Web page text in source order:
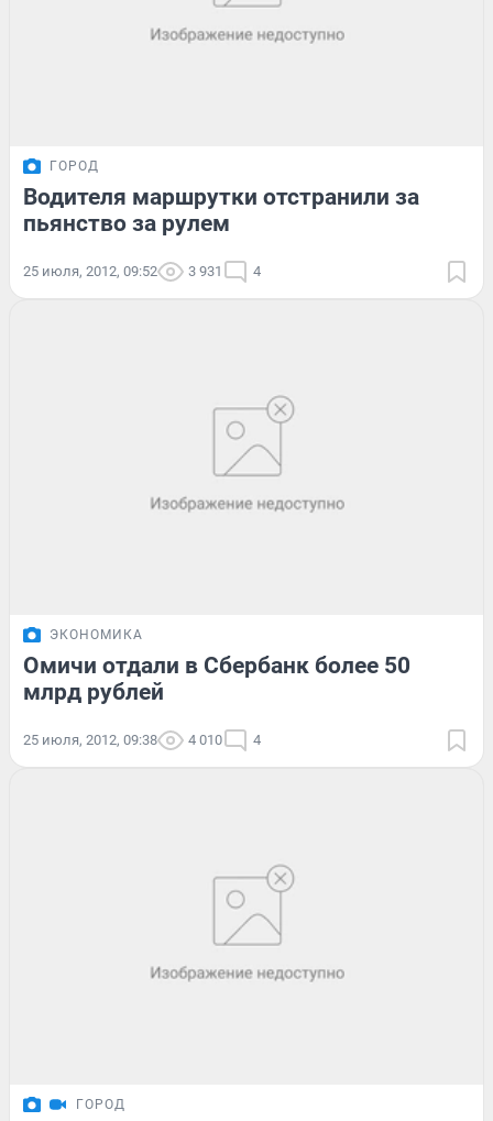
ГОРОД
Водителя маршрутки отстранили за
пьянство за рулем
25 июля, 2012, 09:52 3 931 4
ЭКОНОМИКА
Омичи отдали в Сбербанк более 50
млрд рублей
25 июля, 2012, 09:38 4 010 4
ГОРОД